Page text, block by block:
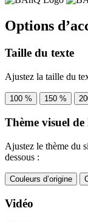
Options
Taille du texte
Ajustez la taille du
100 % 150 %
Thème visuel de
Ajustez le thème du
dessous :
Couleurs d’origine
Vidéo